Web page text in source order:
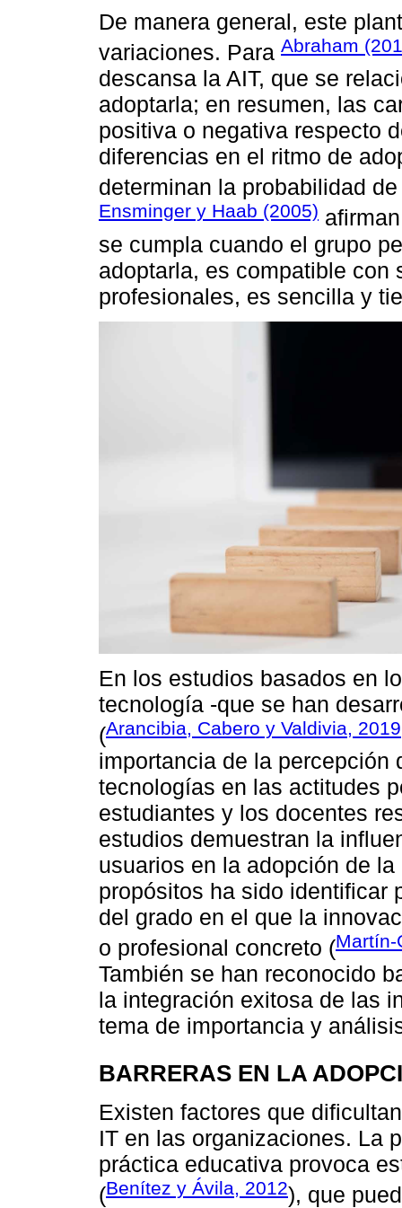
De manera general, este
variaciones. Para Abraham
descansa la AIT, que se
adoptarla; en resumen, las
positiva o negativa respecto
diferencias en el ritmo de
determinan la probabilidad
Ensminger y Haab (2005)
se cumpla cuando el grupo
adoptarla, es compatible con
profesionales, es sencilla y
En los estudios basados en
tecnología -que se han
(Arancibia, Cabero y Valdivia, 2019
importancia de la
tecnologías en las actitudes
estudiantes y los docentes
estudios demuestran la
usuarios en la adopción de
propósitos ha sido identificar
del grado en el que la
o profesional concreto (Martín-
También se han reconocido
la integración exitosa de las
tema de importancia y
BARRERAS EN LA
Existen factores que
IT en las organizaciones. La
práctica educativa provoca
(Benítez y Ávila, 2012), que